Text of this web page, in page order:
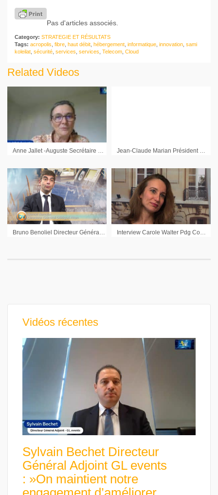
Pas d'articles associés.
Category: STRATEGIE ET RÉSULTATS
Tags: acropolis fibre haut débit hébergement informatique innovation sami
koleilat sécurité services services Telecom Cloud
Related Videos
Anne Jallet -Auguste Secrétaire Générale Hydrogène de France : « Notre objectif c’est de mener ces projets au bout » Jean-Claude Marian Président Orpea
Vidéos récentes
Sylvain Bechet Directeur
Général Adjoint GL events
: »On maintient notre